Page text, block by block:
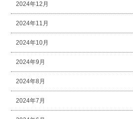
2024年12月
2024年11月
2024年10月
2024年9月
2024年8月
2024年7月